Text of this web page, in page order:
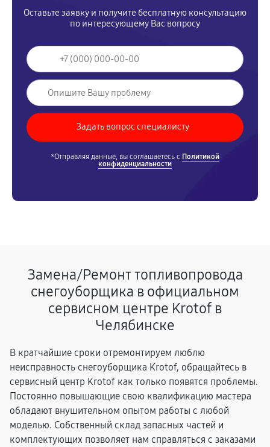
Оставьте заявку и получите бесплатную консультацию
по интересующему Вас вопросу
*Отправляя данные, вы соглашаетесь с Политикой
конфиденциальности
Замена/Pемонт топливопровода
снегоуборщика в официальном
сервисном центре Krotof в
Челябинске
В кратчайшие сроки отремонтируем люблю
неисправность снегоуборщика Krotof, обращайтесь в
сервисный центр Krotof как только появятся проблемы.
Постоянно повышающие свою квалификацию мастера
обладают внушительном опытом работы с любой
моделью. Собственный склад запасных частей и
комплектующих позволяет нам справляться с заказами